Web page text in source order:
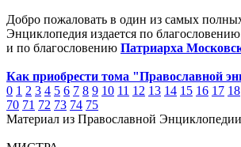
Добро пожаловать в один из самых
Энциклопедия издается по благословению
и по благословению Патриарха
Как приобрести тома "Православной
0 1 2 3 4 5 6 7 8 9 10 11 12 13 14 15 16 17 18
70 71 72 73 74 75
Материал из Православной